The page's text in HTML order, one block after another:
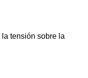
tensión sobre la